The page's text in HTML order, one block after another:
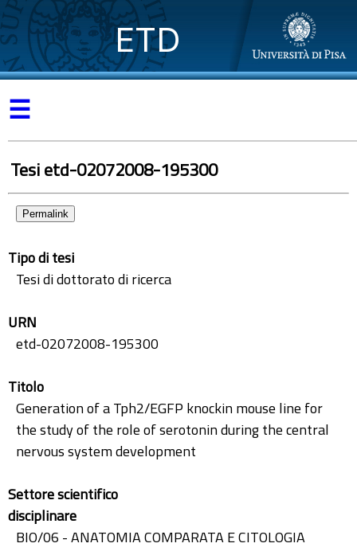
ETD
☰
Tesi etd-02072008-195300
Permalink
Tipo di tesi
Tesi di dottorato di ricerca
URN
etd-02072008-195300
Titolo
Generation of a Tph2/EGFP knockin mouse line for
the study of the role of serotonin during the central
nervous system development
Settore scientifico
disciplinare
BIO/06 - ANATOMIA COMPARATA E CITOLOGIA